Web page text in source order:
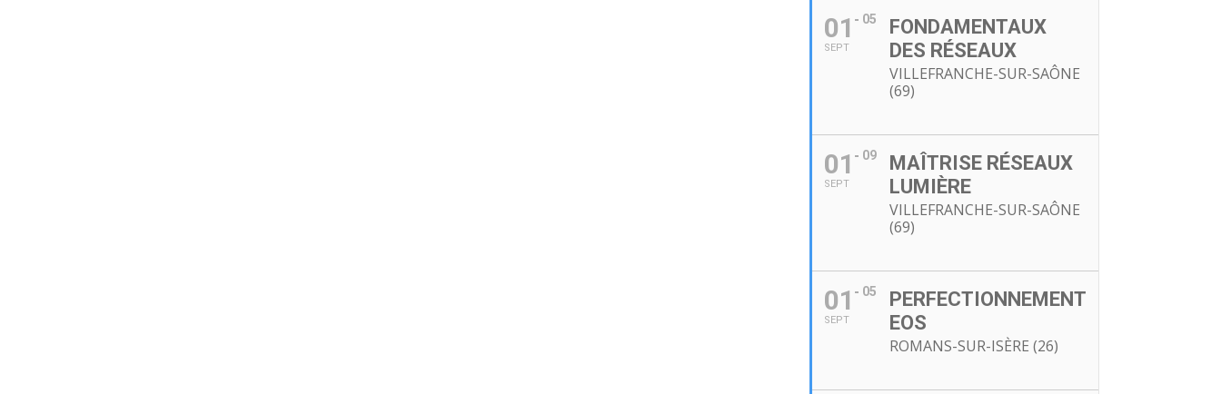
01
SEPT
05
FONDAMENTAUX
DES RÉSEAUX
VILLEFRANCHE-SUR-SAÔNE
(69)
01
SEPT
09
MAÎTRISE RÉSEAUX
LUMIÈRE
VILLEFRANCHE-SUR-SAÔNE
(69)
01
SEPT
05
PERFECTIONNEMENT
EOS
ROMANS-SUR-ISÈRE (26)